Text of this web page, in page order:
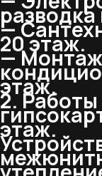
—
20 этаж.
—
этаж.
2.
этаж.